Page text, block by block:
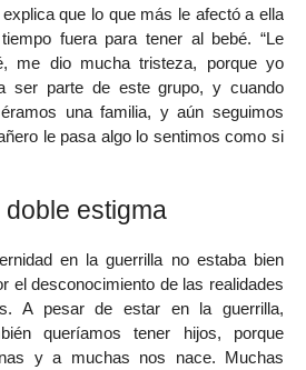
que lo que más le afectó a ella
fuera para tener al bebé. “Le
me dio mucha tristeza, porque yo
ser parte de este grupo, y cuando
una familia, y aún seguimos
le pasa algo lo sentimos como si
estigma
en la guerrilla no estaba bien
el desconocimiento de las realidades
A pesar de estar en la guerrilla,
queríamos tener hijos, porque
y a muchas nos nace. Muchas